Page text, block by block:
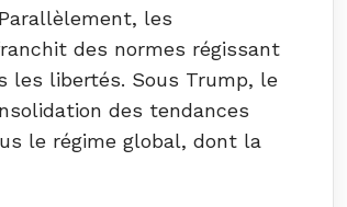
les
des normes régissant
les libertés. Sous Trump, le
des tendances
le régime global, dont la